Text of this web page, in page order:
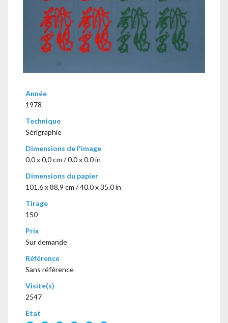
Année
1978
Technique
Sérigraphie
Dimensions de l'image
0,0 x 0,0 cm / 0.0 x 0.0 in
Dimensions du papier
101,6 x 88,9 cm / 40.0 x 35.0 in
Tirage
150
Prix
Sur demande
Référence
Sans référence
Visite(s)
2547
État